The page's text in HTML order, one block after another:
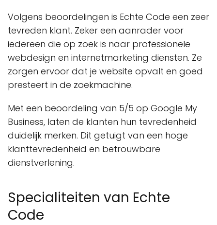
Volgens beoordelingen is Echte Code een zeer
tevreden klant. Zeker een aanrader voor
iedereen die op zoek is naar professionele
webdesign en internetmarketing diensten. Ze
zorgen ervoor dat je website opvalt en goed
presteert in de zoekmachine.
Met een beoordeling van 5/5 op Google My
Business, laten de klanten hun tevredenheid
duidelijk merken. Dit getuigt van een hoge
klanttevredenheid en betrouwbare
dienstverlening.
Specialiteiten van Echte
Code